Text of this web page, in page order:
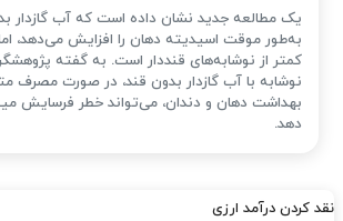
یک مطالعه جدید نشان داده است که آب گازدار
به‌طور موقت اسیدیته دهان را افزایش می‌دهد،
کمتر از نوشابه‌های قنددار است. به گفته
نوشابه با آب گازدار بدون قند، در صورت مصرف
بهداشت دهان و دندان، می‌تواند خطر فرسایش
دهد.
نقد کردن درآمد ارزی